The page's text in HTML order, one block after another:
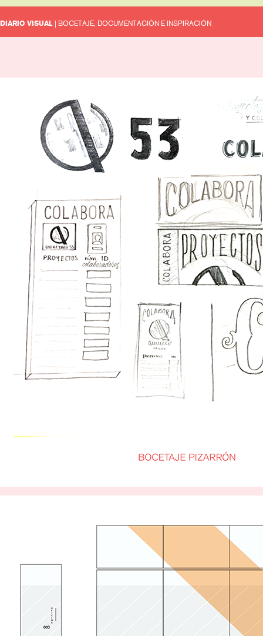
DIARIO VISUAL | BOCETAJE, DOCUMENTACIÓN E INSPIRACIÓN